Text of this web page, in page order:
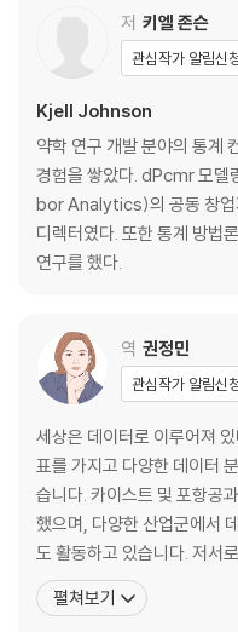
____여러 모델을 평가하기
____모델 선정
__2.3 요약
3장. 데이터 전처리
__3.1 사례 연구: 하이콘텐츠
__3.2 개별 예측 변수에 대한
____중심화와 척도화
__3.3 여러 예측 변수 변형
____이상치 제거를 위한 데이
____데이터 축소와 특징 추출
__3.5 예측 변수 제거
____예측 변수 간의 상관관
__3.7 예측 변수 구간화
__3.8 컴퓨팅
____변환
____필터링
____가변수 생성
저 키엘 존슨
관심작가 알림신
Kjell Johnson
약학 연구 개발 분야의 통계
경험을 쌓았다. dPcmr 모델
bor Analytics)의 공동 창업
디렉터였다. 또한 통계 방법
연구를 했다.
역 권정민
관심작가 알림신
세상은 데이터로 이루어져
표를 가지고 다양한 데이터
습니다. 카이스트 및 포항공
했으며, 다양한 산업군에서
도 활동하고 있습니다. 저서로
터 과학자 원칙』 (골든래빗),
(비제이퍼블릭),이 있고, 역서
펼쳐보기